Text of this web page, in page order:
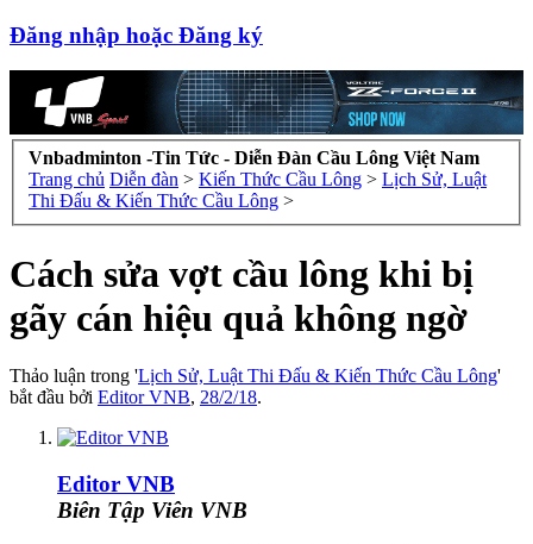
Đăng nhập hoặc Đăng ký
Vnbadminton -Tin Tức - Diễn Đàn Cầu Lông Việt Nam
Trang chủ Diễn đàn > Kiến Thức Cầu Lông > Lịch Sử, Luật
Thi Đấu & Kiến Thức Cầu Lông >
Cách sửa vợt cầu lông khi bị
gãy cán hiệu quả không ngờ
Thảo luận trong 'Lịch Sử, Luật Thi Đấu & Kiến Thức Cầu Lông'
bắt đầu bởi Editor VNB, 28/2/18.
Editor VNB
Biên Tập Viên VNB